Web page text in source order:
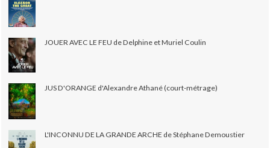
JOUER AVEC LE FEU de Delphine et Muriel Coulin
JUS D'ORANGE d'Alexandre Athané (court-métrage)
L'INCONNU DE LA GRANDE ARCHE de Stéphane Demoustier